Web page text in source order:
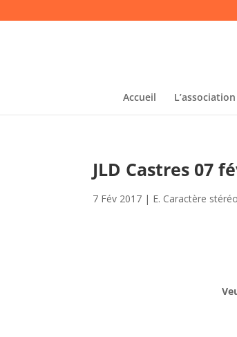
Accueil L’association
JLD Castres 07
7 Fév 2017 | E. Caractère